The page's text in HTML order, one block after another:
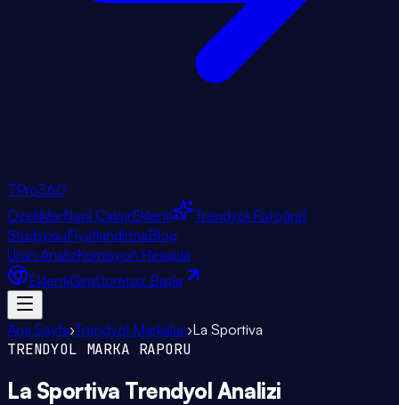
TPro360
ÖzelliklerNasıl ÇalışırEklenti
Trendyol Fotoğraf
StüdyosuFiyatlandırmaBlog
Ürün AnalizKomisyon Hesapla
EklentiGirişÜcretsiz Başla
Ana Sayfa›Trendyol Markaları›La Sportiva
TRENDYOL MARKA RAPORU
La Sportiva Trendyol Analizi